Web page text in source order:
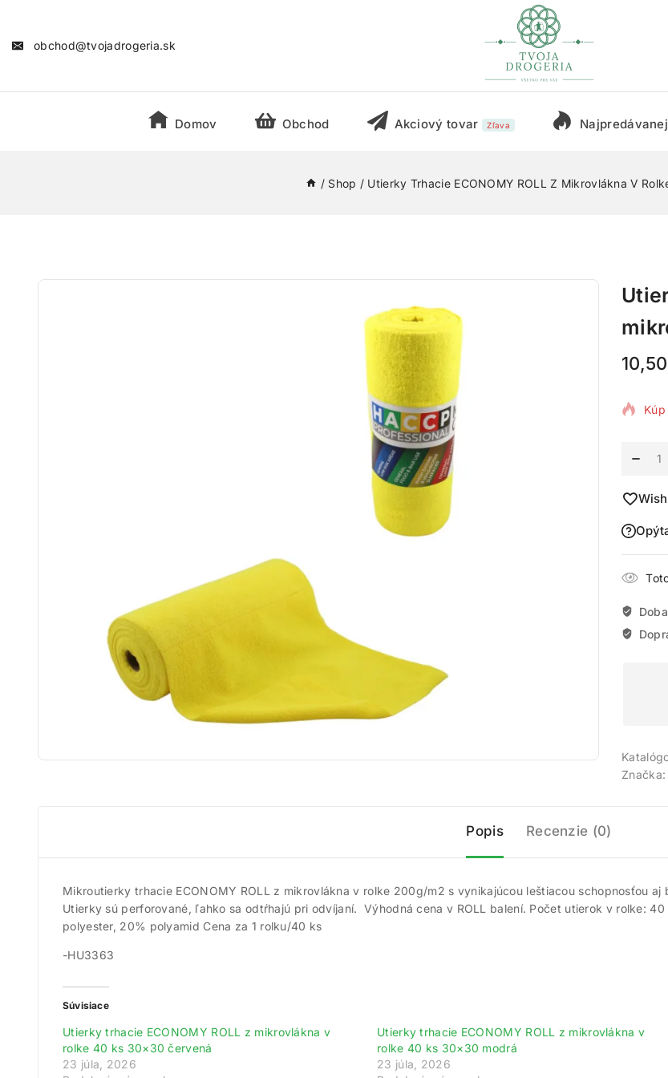
obchod@tvojadrogeria.sk
Domov Obchod Akciový tovar Zľava
/ Shop / Utierky Trhacie ECONOMY ROLL Z Mikrovlákna V
10,50
16
Značka:
Popis Recenzie (0)
Mikroutierky trhacie ECONOMY ROLL z mikrovlákna v rolke 200g/m2 s vynikajúcou leštiacou schopnosťou
Utierky sú perforované, ľahko sa odtŕhajú pri odvíjaní. Výhodná cena v ROLL balení. Počet utierok v rolke:
polyester, 20% polyamid Cena za 1 rolku/40 ks
-HU3363
Súvisiace
Utierky trhacie ECONOMY ROLL z mikrovlákna v
rolke 40 ks 30×30 červená
23 júla, 2026
Utierky trhacie ECONOMY ROLL z mikrovlákna v
rolke 40 ks 30×30 modrá
23 júla, 2026